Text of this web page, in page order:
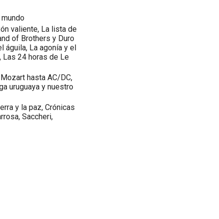
valiente, La lista de
of Brothers y Duro
águila, La agonía y el
Las 24 horas de Le
hasta AC/DC,
uruguaya y nuestro
y la paz, Crónicas
Saccheri,